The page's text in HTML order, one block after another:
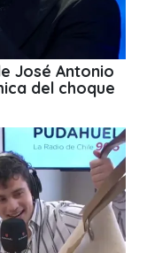
José Antonio
del choque